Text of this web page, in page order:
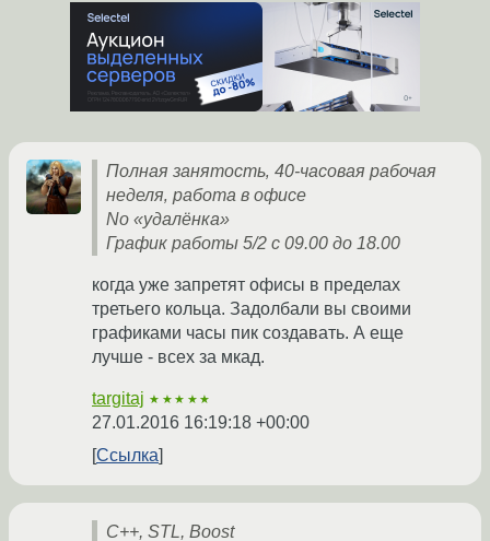
Полная занятость‚ 40-часовая рабочая
неделя‚ работа в офисе
No «удалёнка»
График работы 5/2 с 09.00 до 18.00
когда уже запретят офисы в пределах
третьего кольца. Задолбали вы своими
графиками часы пик создавать. А еще
лучше - всех за мкад.
targitaj ★★★★★
27.01.2016 16:19:18 +00:00
Ссылка
C++, STL, Boost